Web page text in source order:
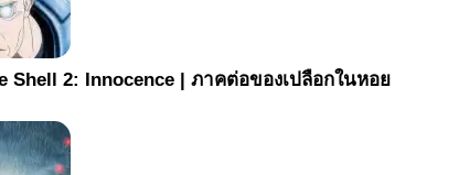
Shell 2: Innocence | ภาคต่อของเปลือกในหอย